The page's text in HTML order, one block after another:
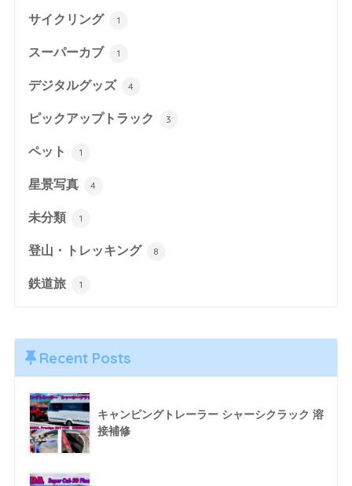
サイクリング 1
スーパーカブ 1
デジタルグッズ 4
ピックアップトラック 3
ペット 1
星景写真 4
未分類 1
登山・トレッキング 8
鉄道旅 1
Recent Posts
キャンピングトレーラー シャーシクラック 溶
接補修